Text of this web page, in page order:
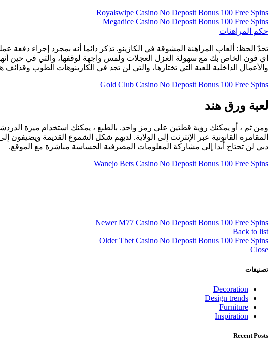
Royalswipe Casino No Deposit Bonus 100 Free Spins
Megadice Casino No Deposit Bonus 100 Free Spins
حكم المراهنات
تحدّ الحظ: ألعاب المراهنة المشوقة في الكازينو. تذكر دائما أنه بمجرد إجراء
اي فون الخاص بك مع سهولة الغزل العجلات ولمس واجهة لوقفها، والتي في حين
والأعمال الداخلية للعبة التي تختارها، والتي لن تجد في الكازينوهات الطوب وقذائف
Gold Club Casino No Deposit Bonus 100 Free Spins
لعبة ورق هند
ومن ثم ، أو يمكنك رؤية قطتين على رمز واحد. بالطبع ، يمكنك استخدام ميزة
المقامرة القانونية عبر الإنترنت إلى الولاية. لديهم شكل الشموع القديمة
دبي لن تحتاج أبدا إلى مشاركة المعلومات المصرفية الحساسة مباشرة مع الموقع.
Wanejo Bets Casino No Deposit Bonus 100 Free Spins
Newer M77 Casino No Deposit Bonus 100 Free Spins
Back to list
Older Tbet Casino No Deposit Bonus 100 Free Spins
Close
تصنيفات
Decoration
Design trends
Furniture
Inspiration
Recent Posts